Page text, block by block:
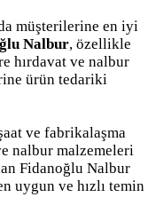
müşterilerine en iyi
Nalbur, özellikle
hırdavat ve nalbur
ürün tedariki
ve fabrikalaşma
nalbur malzemeleri
Fidanoğlu Nalbur
uygun ve hızlı temin